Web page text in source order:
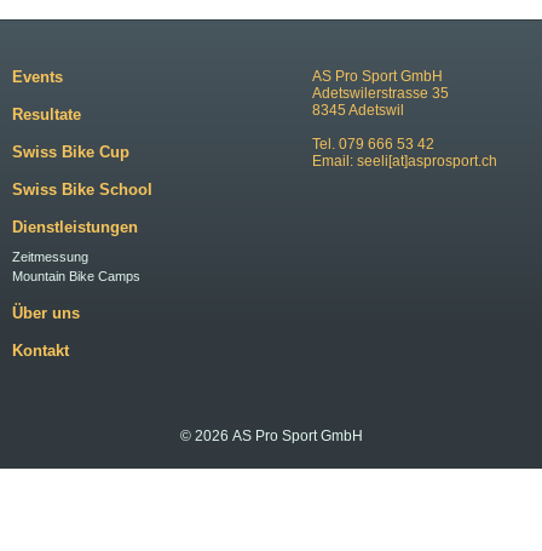
AS Pro Sport GmbH
Adetswilerstrasse 35
8345 Adetswil
Tel. 079 666 53 42
Email: seeli[at]asprosport.ch
Events
Resultate
Swiss Bike Cup
Swiss Bike School
Dienstleistungen
Zeitmessung
Mountain Bike Camps
Über uns
Kontakt
© 2026 AS Pro Sport GmbH